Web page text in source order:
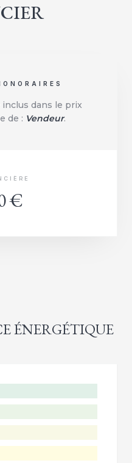
dans le prix
de : Vendeur.
€
ÉNERGÉTIQUE